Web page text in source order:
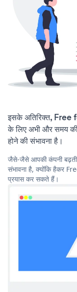
इसके अतिरिक्त,
के लिए अभी और समय
होने की संभावना है।
जैसे-जैसे आपकी कंपनी बढ़ती
संभावना है, क्योंकि हैकर
प्रयास कर सकते हैं।